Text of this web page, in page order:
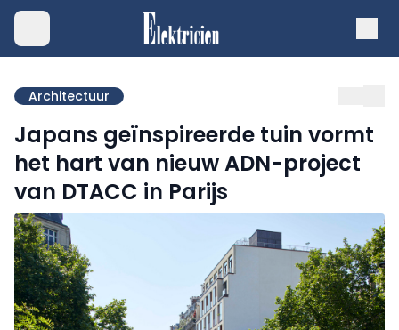
Architectuur
Japans geïnspireerde tuin vormt
het hart van nieuw ADN-project
van DTACC in Parijs